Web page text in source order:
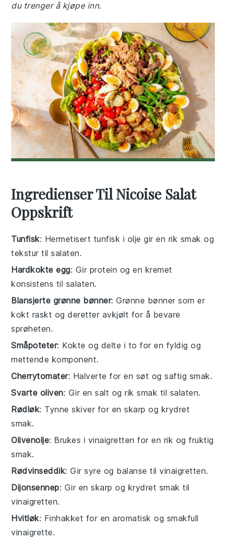
du trenger å kjøpe inn.
Ingredienser Til Nicoise Salat
Oppskrift
Tunfisk: Hermetisert tunfisk i olje gir en rik smak og
tekstur til salaten.
Hardkokte egg: Gir protein og en kremet
konsistens til salaten.
Blansjerte grønne bønner: Grønne bønner som er
kokt raskt og deretter avkjølt for å bevare
sprøheten.
Småpoteter: Kokte og delte i to for en fyldig og
mettende komponent.
Cherrytomater: Halverte for en søt og saftig smak.
Svarte oliven: Gir en salt og rik smak til salaten.
Rødløk: Tynne skiver for en skarp og krydret
smak.
Olivenolje: Brukes i vinaigretten for en rik og fruktig
smak.
Rødvinseddik: Gir syre og balanse til vinaigretten.
Dijonsennep: Gir en skarp og krydret smak til
vinaigretten.
Hvitløk: Finhakket for en aromatisk og smakfull
vinaigrette.